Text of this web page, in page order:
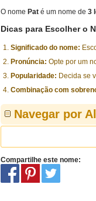
O nome Pat é um nome de 3
Dicas para Escolher o
Significado do nome:
Pronúncia: Opte por um
Popularidade: Decida se
Combinação com
Navegar por
Compartilhe este nome: